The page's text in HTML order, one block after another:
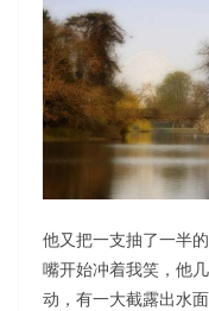
他又把一支抽了一半
嘴开始冲着我笑，他
动，有一大截露出水